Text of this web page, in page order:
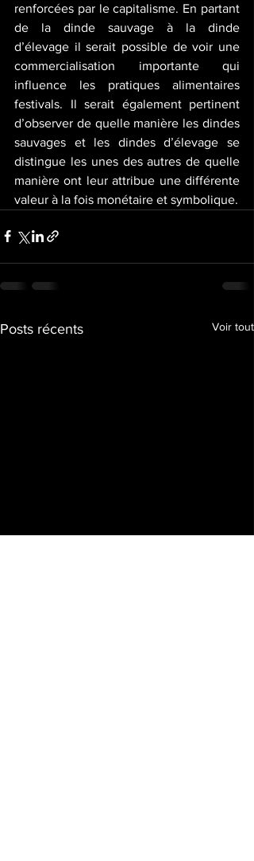
renforcées par le capitalisme. En partant
de la dinde sauvage à la dinde
d’élevage il serait possible de voir une
commercialisation importante qui
influence les pratiques alimentaires
festivals. Il serait également pertinent
d’observer de quelle manière les dindes
sauvages et les dindes d’élevage se
distingue les unes des autres de quelle
manière ont leur attribue une différente
Posts récents Voir tout